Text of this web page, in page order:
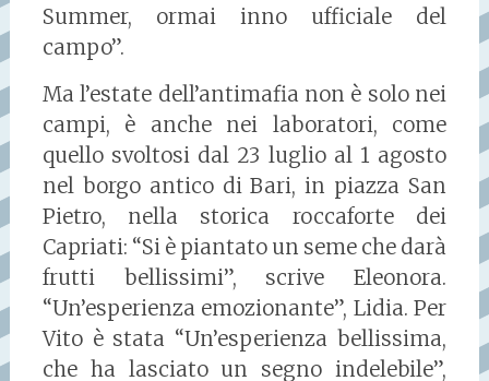
Summer, ormai inno ufficiale del
campo”.
Ma l’estate dell’antimafia non è solo nei
campi, è anche nei laboratori, come
quello svoltosi dal 23 luglio al 1 agosto
nel borgo antico di Bari, in piazza San
Pietro, nella storica roccaforte dei
Capriati: “Si è piantato un seme che darà
frutti bellissimi”, scrive Eleonora.
“Un’esperienza emozionante”, Lidia. Per
Vito è stata “Un’esperienza bellissima,
che ha lasciato un segno indelebile”,